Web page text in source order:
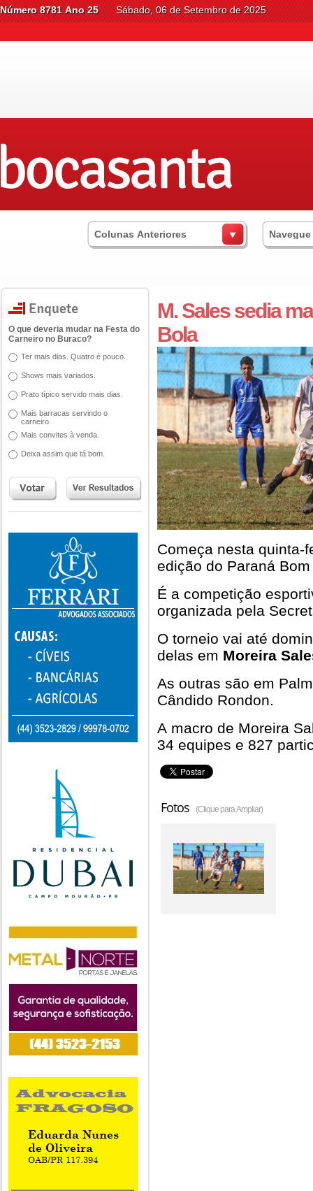
Número 8781 Ano 25 Sábado, 06 de Setembro de 2025
Colunas Anteriores
O que deveria mudar na Festa do
Carneiro no Buraco?
Ter mais dias. Quatro é pouco.
Shows mais variados.
Prato típico servido mais dias.
Mais barracas servindo o
carneiro.
Mais convites à venda.
Deixa assim que tá bom.
M. Sales sedia
Bola
Começa nesta quinta-
edição do Paraná
É a competição
organizada pela
O torneio vai até
delas em Moreira
As outras são em
Cândido Rondon.
A macro de Moreira
34 equipes e 827
Fotos (Clique para Ampliar)